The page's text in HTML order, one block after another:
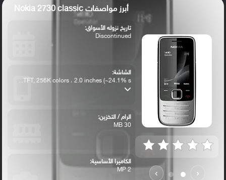
‹
›
أبرز مواصفات Nokia 2730 classic
تاريخ نزوله الأسواق:
Discontinued
الشاشة:
TFT, 256K colors ، 2.0 inches (~24.1% s...
الرام / التخزين:
30 MB
الكاميرا الأساسية:
2 MP